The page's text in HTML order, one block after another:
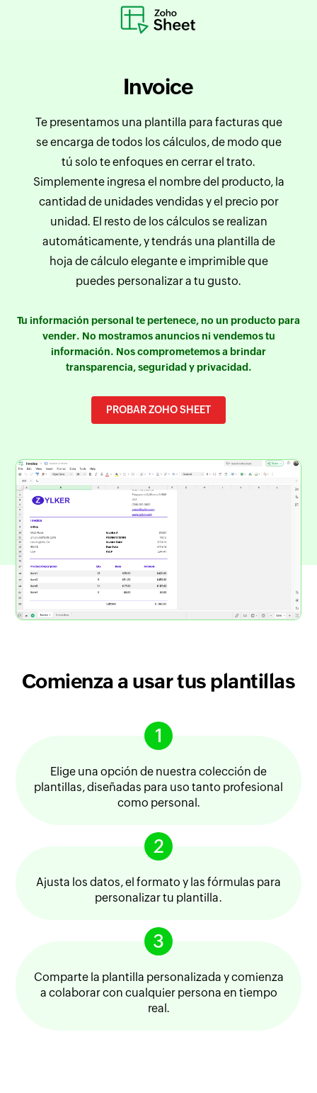
Invoice
Te presentamos una plantilla para facturas que
se encarga de todos los cálculos, de modo que
tú solo te enfoques en cerrar el trato.
Simplemente ingresa el nombre del producto, la
cantidad de unidades vendidas y el precio por
unidad. El resto de los cálculos se realizan
automáticamente, y tendrás una plantilla de
hoja de cálculo elegante e imprimible que
puedes personalizar a tu gusto.
Tu información personal te pertenece, no un producto para
vender. No mostramos anuncios ni vendemos tu
información. Nos comprometemos a brindar
transparencia, seguridad y privacidad.
PROBAR ZOHO SHEET
Comienza a usar tus plantillas
1
Elige una opción de nuestra colección de
plantillas, diseñadas para uso tanto profesional
como personal.
2
Ajusta los datos, el formato y las fórmulas para
personalizar tu plantilla.
3
Comparte la plantilla personalizada y comienza
a colaborar con cualquier persona en tiempo
real.